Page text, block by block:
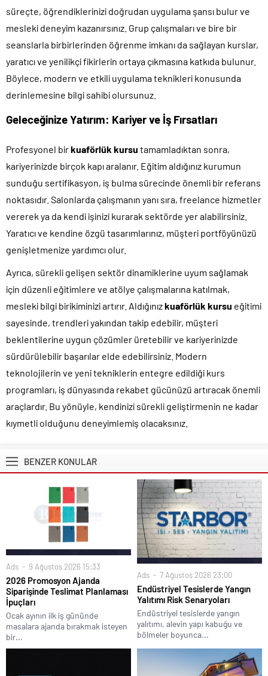
süreçte, öğrendiklerinizi doğrudan uygulama şansı bulur ve
mesleki deneyim kazanırsınız. Grup çalışmaları ve bire bir
seanslarla birbirlerinden öğrenme imkanı da sağlayan kurslar,
yaratıcı ve yenilikçi fikirlerin ortaya çıkmasına katkıda bulunur.
Böylece, modern ve etkili uygulama teknikleri konusunda
derinlemesine bilgi sahibi olursunuz.
Geleceğinize Yatırım: Kariyer ve İş Fırsatları
Profesyonel birkuaförlük kursu tamamladıktan sonra,
kariyerinizde birçok kapı aralanır. Eğitim aldığınız kurumun
sunduğu sertifikasyon, iş bulma sürecinde önemli bir referans
noktasıdır. Salonlarda çalışmanın yanı sıra, freelance hizmetler
vererek ya da kendi işinizi kurarak sektörde yer alabilirsiniz.
Yaratıcı ve kendine özgü tasarımlarınız, müşteri portföyünüzü
genişletmenize yardımcı olur.
Ayrıca, sürekli gelişen sektör dinamiklerine uyum sağlamak
için düzenli eğitimlere ve atölye çalışmalarına katılmak,
mesleki bilgi birikiminizi artırır. Aldığınızkuaförlük kursu eğitimi
sayesinde, trendleri yakından takip edebilir, müşteri
beklentilerine uygun çözümler üretebilir ve kariyerinizde
sürdürülebilir başarılar elde edebilirsiniz. Modern
teknolojilerin ve yeni tekniklerin entegre edildiği kurs
programları, iş dünyasında rekabet gücünüzü artıracak önemli
araçlardır. Bu yönüyle, kendinizi sürekli geliştirmenin ne kadar
kıymetli olduğunu deneyimlemiş olacaksınız.
BENZER KONULAR
Ads 9 Ağustos 2026 15:33
2026 Promosyon Ajanda
Siparişinde Teslimat Planlaması
İpuçları
Ocak ayının ilk iş gününde
masalara ajanda bırakmak isteyen
bir...
Ads 7 Ağustos 2026 23:00
Endüstriyel Tesislerde Yangın
Yalıtımı Risk Senaryoları
Endüstriyel tesislerde yangın
yalıtımı, alevin yapı kabuğu ve
bölmeler boyunca...